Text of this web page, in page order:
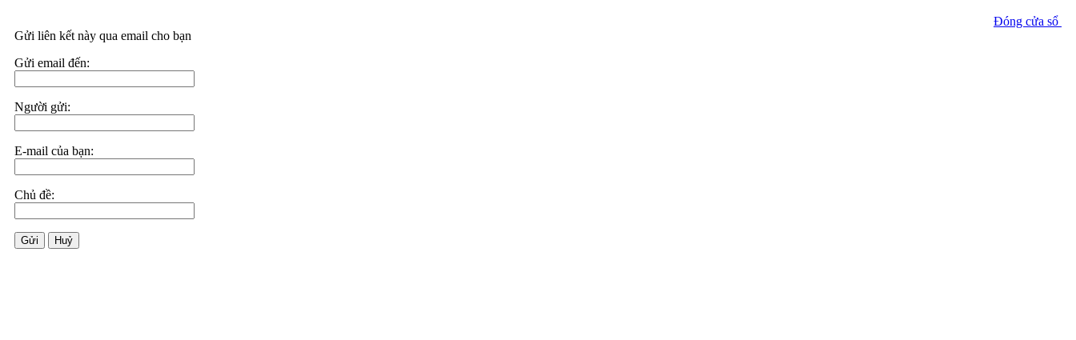
Đóng cửa sổ
Gửi liên kết này qua email cho bạn
Gửi email đến:
Người gửi:
E-mail của bạn:
Chủ đề:
Gửi Huỷ